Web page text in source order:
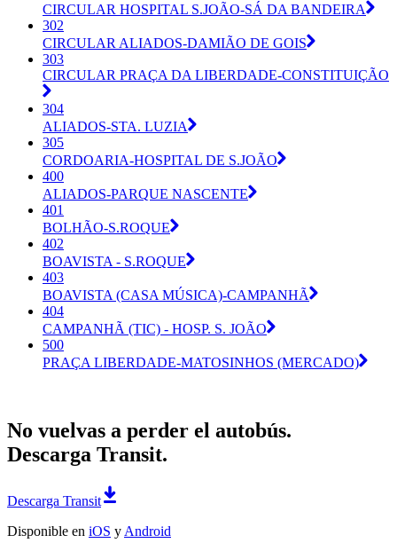
CIRCULAR HOSPITAL S.JOÃO-SÁ DA BANDEIRA
302
CIRCULAR ALIADOS-DAMIÃO DE GOIS
303
CIRCULAR PRAÇA DA LIBERDADE-CONSTITUIÇÃO
304
ALIADOS-STA. LUZIA
305
CORDOARIA-HOSPITAL DE S.JOÃO
400
ALIADOS-PARQUE NASCENTE
401
BOLHÃO-S.ROQUE
402
BOAVISTA - S.ROQUE
403
BOAVISTA (CASA MÚSICA)-CAMPANHÃ
404
CAMPANHÃ (TIC) - HOSP. S. JOÃO
500
PRAÇA LIBERDADE-MATOSINHOS (MERCADO)
No vuelvas a perder el autobús.
Descarga Transit.
Descarga Transit
Disponible en iOS y Android